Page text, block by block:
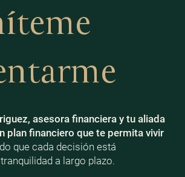
asesora financiera y tu aliada
plan financiero que te permita vivir
que cada decisión está
a largo plazo.